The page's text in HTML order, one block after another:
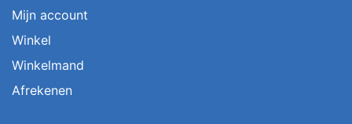
Mijn account
Winkel
Winkelmand
Afrekenen